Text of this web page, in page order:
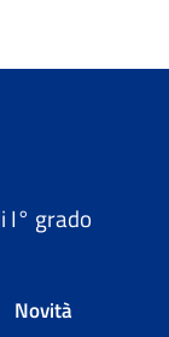
I° grado
Novità